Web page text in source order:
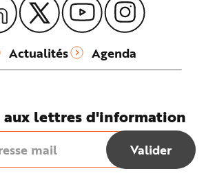
Actualités Agenda
aux lettres d'information